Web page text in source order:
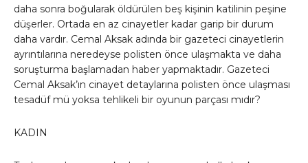
daha sonra boğularak öldürülen beş kişinin katilinin peşine
düşerler. Ortada en az cinayetler kadar garip bir durum
daha vardır. Cemal Aksak adında bir gazeteci cinayetlerin
ayrıntılarına neredeyse polisten önce ulaşmakta ve daha
soruşturma başlamadan haber yapmaktadır. Gazeteci
Cemal Aksak’ın cinayet detaylarına polisten önce ulaşması
tesadüf mü yoksa tehlikeli bir oyunun parçası mıdır?
KADIN